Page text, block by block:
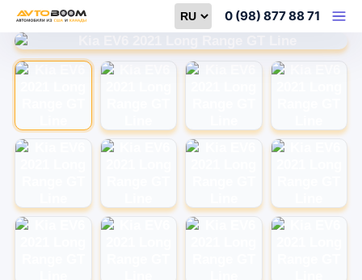
Select language
0 (98) 877 88 71